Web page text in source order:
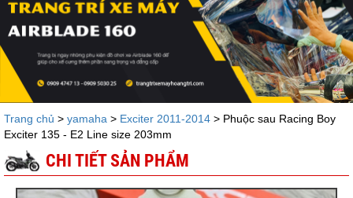
Trang chủ > yamaha > Exciter 2011-2014 > Phuộc sau Racing Boy
Exciter 135 - E2 Line size 203mm
CHI TIẾT SẢN PHẨM